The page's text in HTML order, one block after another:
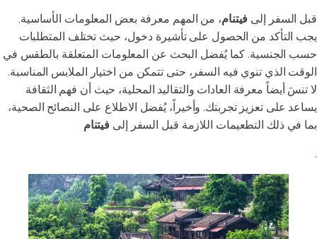
قبل السفر إلى فيتنام، من المهم معرفة بعض المعلومات الأساسية.
يجب التأكد من الحصول على تأشيرة دخول، حيث تختلف المتطلبات
حسب الجنسية. كما يُفضل البحث عن المعلومات المتعلقة بالطقس في
الوقت الذي تنوي فيه السفر، حتى تتمكن من اختيار الملابس المناسبة.
لا تنسَ أيضاً معرفة العادات والتقاليد المحلية، حيث أن فهم الثقافة
يساعد على تعزيز تجربتك. وأخيراً، يُفضل الاطلاع على النصائح الصحية،
بما في ذلك التطعيمات اللازمة قبل السفر إلى فيتنام
.